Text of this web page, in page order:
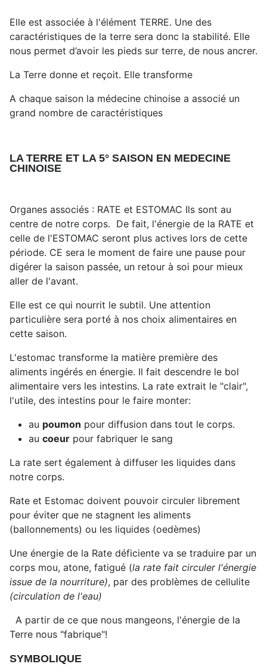
Elle est associée à l'élément TERRE. Une des
caractéristiques de la terre sera donc la stabilité. Elle
nous permet d’avoir les pieds sur terre, de nous ancrer.
La Terre donne et reçoit. Elle transforme
A chaque saison la médecine chinoise a associé un
grand nombre de caractéristiques
LA TERRE ET LA 5° SAISON EN MEDECINE
CHINOISE
Organes associés : RATE et ESTOMAC Ils sont au
centre de notre corps. De fait, l'énergie de la RATE et
celle de l'ESTOMAC seront plus actives lors de cette
période. CE sera le moment de faire une pause pour
digérer la saison passée, un retour à soi pour mieux
aller de l'avant.
Elle est ce qui nourrit le subtil. Une attention
particulière sera porté à nos choix alimentaires en
cette saison.
L'estomac transforme la matière première des
aliments ingérés en énergie. Il fait descendre le bol
alimentaire vers les intestins. La rate extrait le "clair",
l'utile, des intestins pour le faire monter:
au poumon pour diffusion dans tout le corps.
au coeur pour fabriquer le sang
La rate sert également à diffuser les liquides dans
notre corps.
Rate et Estomac doivent pouvoir circuler librement
pour éviter que ne stagnent les aliments
(ballonnements) ou les liquides (oedèmes)
Une énergie de la Rate déficiente va se traduire par un
corps mou, atone, fatigué (la rate fait circuler l'énergie
issue de la nourriture), par des problèmes de cellulite
(circulation de l'eau)
A partir de ce que nous mangeons, l'énergie de la
Terre nous "fabrique"!
SYMBOLIQUE